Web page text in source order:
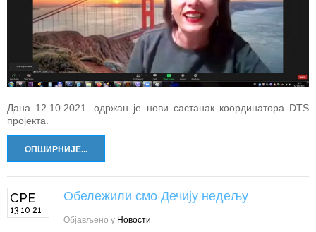
Дана 12.10.2021. одржан је нови састанак координатора DTS
пројекта.
ОПШИРНИЈЕ...
СРЕ
13 10 21
Обележили смо Дечију недељу
Објављено у Новости